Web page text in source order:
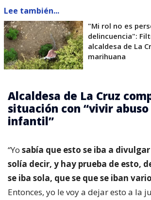
Lee también...
"Mi rol no es
delincuencia":
alcaldesa de La
marihuana
Alcaldesa de La Cruz
situación con “vivir
infantil”
“Yo sabía que esto se iba a
solía decir, y hay prueba de esto,
se iba sola, que se que se iban
Entonces, yo le voy a dejar esto a la